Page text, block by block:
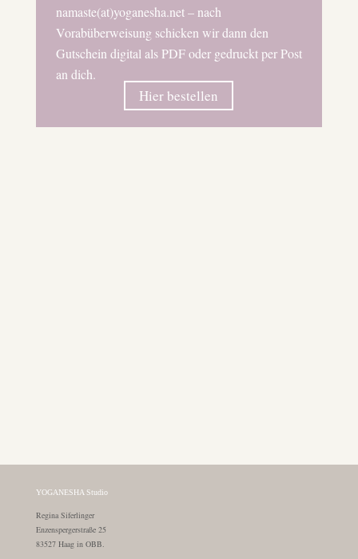
namaste(at)yoganesha.net – nach
Vorabüberweisung schicken wir dann den
Gutschein digital als PDF oder gedruckt per Post
an dich.
Hier bestellen
YOGANESHA Studio
Regina Siferlinger
Enzenspergerstraße 25
83527 Haag in OBB.